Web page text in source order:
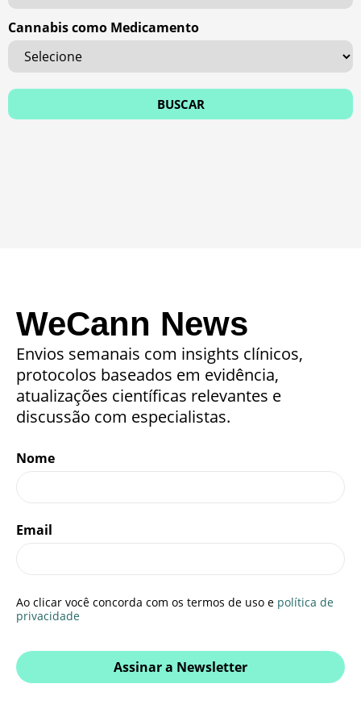
Cannabis como Medicamento
WeCann News
Envios semanais com insights clínicos,
protocolos baseados em evidência,
atualizações científicas relevantes e
discussão com especialistas.
Nome
Email
Ao clicar você concorda com os termos de uso e política de
privacidade
Assinar a Newsletter